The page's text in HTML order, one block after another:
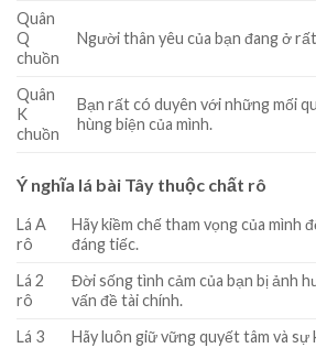
Quân
Q
chuồn
Người thân yêu của bạn đang ở
Quân
K
chuồn
Bạn rất có duyên với những mối
hùng biện của mình.
Ý nghĩa lá bài Tây thuộc chất rô
Lá A
rô
Hãy kiềm chế tham vọng của mình
đáng tiếc.
Lá 2
rô
Đời sống tình cảm của bạn bị ảnh
vấn đề tài chính.
Lá 3
Hãy luôn giữ vững quyết tâm và sự